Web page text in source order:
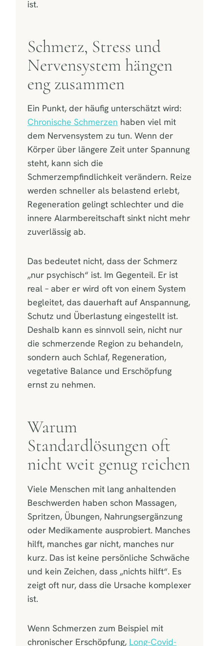
ist.
Schmerz, Stress und
Nervensystem hängen
eng zusammen
Ein Punkt, der häufig unterschätzt wird:
Chronische Schmerzen haben viel mit
dem Nervensystem zu tun. Wenn der
Körper über längere Zeit unter Spannung
steht, kann sich die
Schmerzempfindlichkeit verändern. Reize
werden schneller als belastend erlebt,
Regeneration gelingt schlechter und die
innere Alarmbereitschaft sinkt nicht mehr
zuverlässig ab.
Das bedeutet nicht, dass der Schmerz
„nur psychisch“ ist. Im Gegenteil. Er ist
real – aber er wird oft von einem System
begleitet, das dauerhaft auf Anspannung,
Schutz und Überlastung eingestellt ist.
Deshalb kann es sinnvoll sein, nicht nur
die schmerzende Region zu behandeln,
sondern auch Schlaf, Regeneration,
vegetative Balance und Erschöpfung
ernst zu nehmen.
Warum
Standardlösungen oft
nicht weit genug reichen
Viele Menschen mit lang anhaltenden
Beschwerden haben schon Massagen,
Spritzen, Übungen, Nahrungsergänzung
oder Medikamente ausprobiert. Manches
hilft, manches gar nicht, manches nur
kurz. Das ist keine persönliche Schwäche
und kein Zeichen, dass „nichts hilft“. Es
zeigt oft nur, dass die Ursache komplexer
ist.
Wenn Schmerzen zum Beispiel mit
chronischer Erschöpfung, Long-Covid-